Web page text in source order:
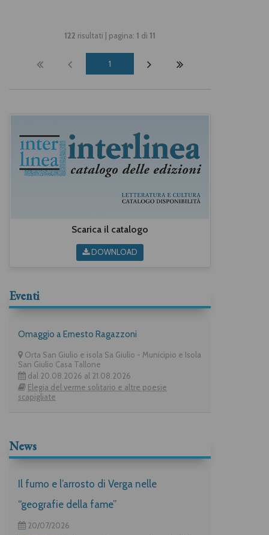
122 risultati | pagina: 1 di 11
1
Scarica il catalogo
DOWNLOAD
Eventi
Omaggio a Ernesto Ragazzoni
Orta San Giulio e isola Sa Giulio - Municipio e Isola
San Giulio Casa Tallone
dal 20.08.2026 al 21.08.2026
Elegia del verme solitario e altre poesie
scapigliate
News
Il fumo e l’arrosto di Verga nelle
“geografie della fame”
20/07/2026